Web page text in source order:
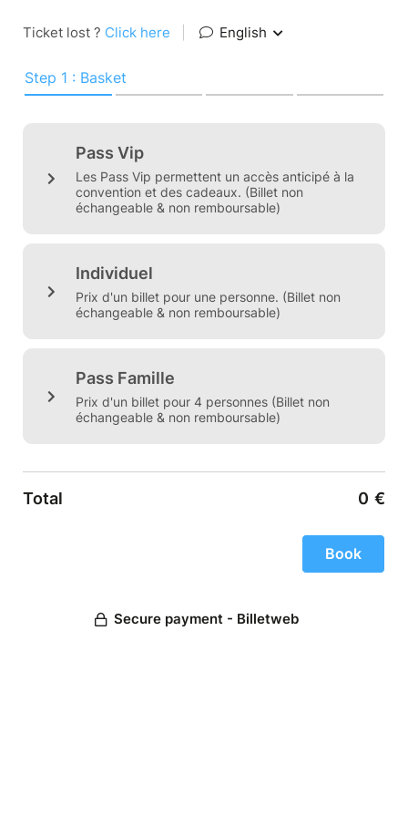
Ticket lost ? Click here English
Step 1 : Basket
Pass Vip
Les Pass Vip permettent un accès anticipé à la
convention et des cadeaux. (Billet non
échangeable & non remboursable)
Individuel
Prix d'un billet pour une personne. (Billet non
échangeable & non remboursable)
Pass Famille
Prix d'un billet pour 4 personnes (Billet non
échangeable & non remboursable)
Total 0 €
Secure payment - Billetweb